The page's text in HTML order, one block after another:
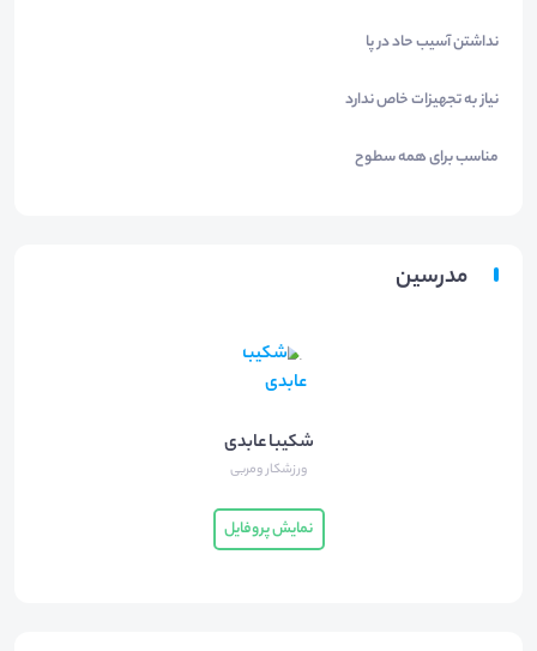
نداشتن آسیب حاد در پا
نیاز به تجهیزات خاص ندارد
مناسب برای همه سطوح
مدرسین
شکیبا عابدی
ورزشکار ومربی
نمایش پروفایل